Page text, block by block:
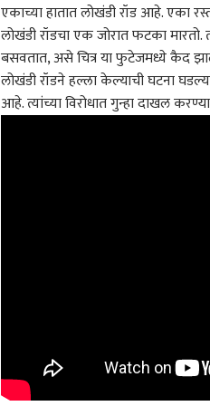
एकाच्या हातात लोखंडी रॉड आहे. एका
लोखंडी रॉडचा एक जोरात फटका
बसवतात, असे चित्र या फुटेजमध्ये कैद
लोखंडी रॉडने हल्ला केल्याची घटना
आहे. त्यांच्या विरोधात गुन्हा दाखल
आमच्यासोबत जाहिरात करा
प्रायव्हसी पॉलिसी
संपर्क साधा
करिअर
फीडबॅक